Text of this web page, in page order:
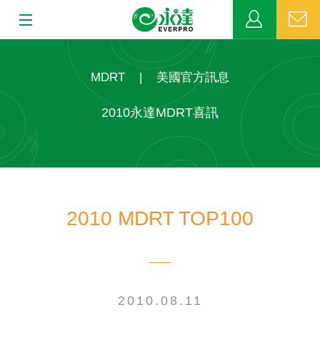
MDRT
MDRT | 美國官方訊息
2010永達MDRT喜訊
2010 MDRT TOP100
2010.08.11